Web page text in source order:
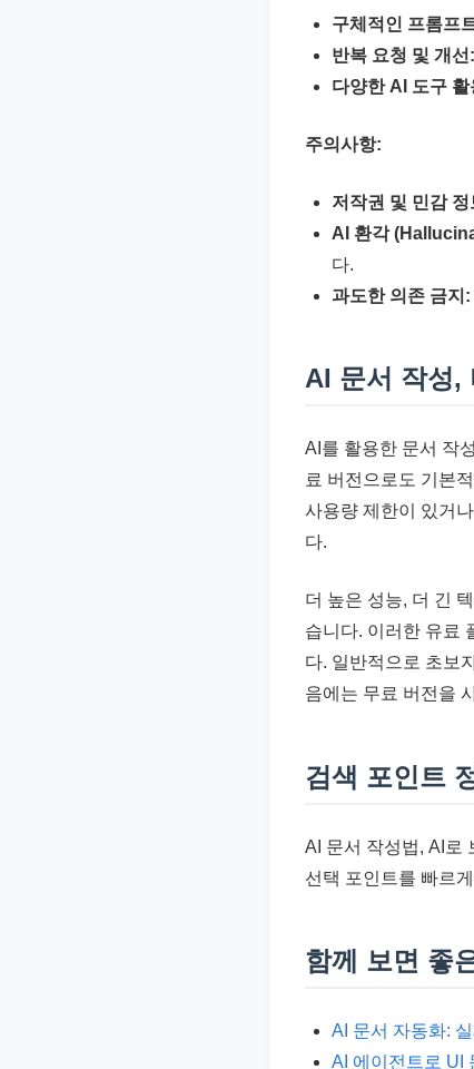
구체적인 프롬프
반복 요청 및 개선:
다양한 AI 도구 활
주의사항:
저작권 및 민감 정
AI 환각
다.
과도한 의존 금지:
AI 문서 작성,
AI를 활용한 문서 작
료 버전으로도 기본
사용량 제한이 있거
다.
더 높은 성능, 더 긴
습니다. 이러한 유료
다. 일반적으로 초보
음에는 무료 버전을
검색 포인트
AI 문서 작성법, AI로
선택 포인트를 빠르
함께 보면 좋
AI 문서 자동화:
AI 에이전트로 UI